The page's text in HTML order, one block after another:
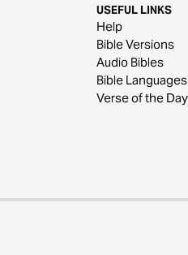
USEFUL LINKS
Help
Bible Versions
Audio Bibles
Bible Languages
Verse of the Day